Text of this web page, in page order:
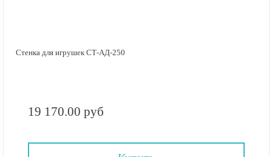
Стенка для игрушек СТ-АД-250
19 170.00 руб